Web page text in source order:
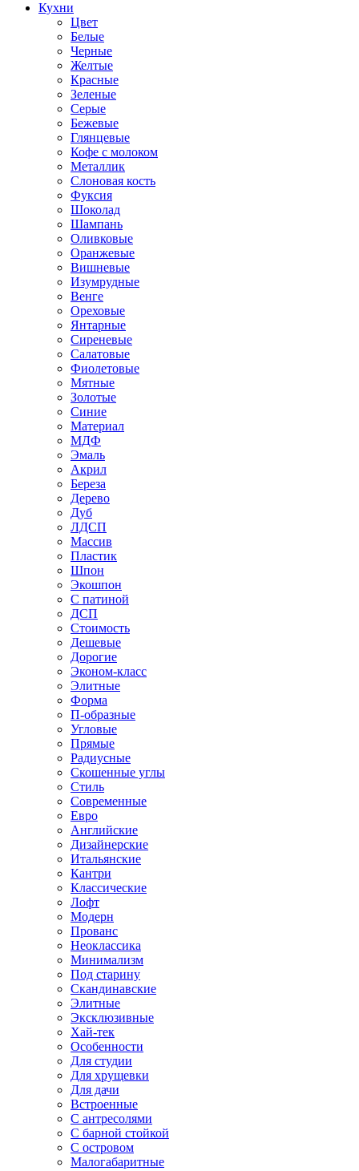
Кухни
Цвет
Белые
Черные
Желтые
Красные
Зеленые
Серые
Бежевые
Глянцевые
Кофе с молоком
Металлик
Слоновая кость
Фуксия
Шоколад
Шампань
Оливковые
Оранжевые
Вишневые
Изумрудные
Венге
Ореховые
Янтарные
Сиреневые
Салатовые
Фиолетовые
Мятные
Золотые
Синие
Материал
МДФ
Эмаль
Акрил
Береза
Дерево
Дуб
ЛДСП
Массив
Пластик
Шпон
Экошпон
С патиной
ДСП
Стоимость
Дешевые
Дорогие
Эконом-класс
Элитные
Форма
П-образные
Угловые
Прямые
Радиусные
Скошенные углы
Стиль
Современные
Евро
Английские
Дизайнерские
Итальянские
Кантри
Классические
Лофт
Модерн
Прованс
Неоклассика
Минимализм
Под старину
Скандинавские
Элитные
Эксклюзивные
Хай-тек
Особенности
Для студии
Для хрущевки
Для дачи
Встроенные
С антресолями
С барной стойкой
С островом
Малогабаритные